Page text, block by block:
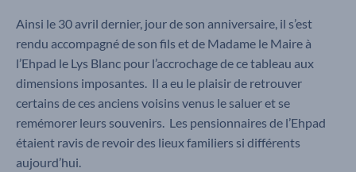
Ainsi le 30 avril dernier, jour de son anniversaire, il s’est
rendu accompagné de son fils et de Madame le Maire à
l’Ehpad le Lys Blanc pour l’accrochage de ce tableau aux
dimensions imposantes. Il a eu le plaisir de retrouver
certains de ces anciens voisins venus le saluer et se
remémorer leurs souvenirs. Les pensionnaires de l’Ehpad
étaient ravis de revoir des lieux familiers si différents
aujourd’hui.